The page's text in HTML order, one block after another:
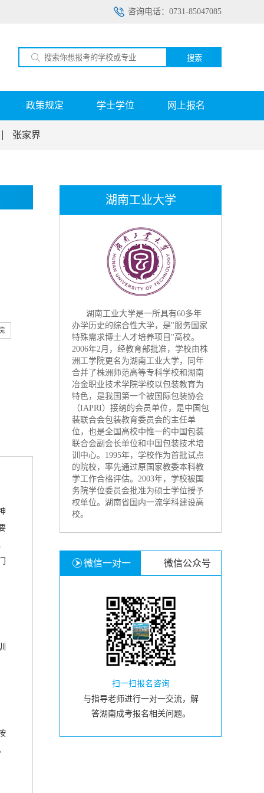
咨询电话：0731-85047085
搜索
政策规定 学士学位 网上报名
张家界
湖南工业大学
湖南工业大学是一所具有60多年
办学历史的综合性大学，是"服务国家
特殊需求博士人才培养项目"高校。
2006年2月，经教育部批准，学校由株
洲工学院更名为湖南工业大学，同年
合并了株洲师范高等专科学校和湖南
冶金职业技术学院学校以包装教育为
特色，是我国第一个被国际包装协会
（IAPRI）接纳的会员单位，是中国包
装联合会包装教育委员会的主任单
位，也是全国高校中惟一的中国包装
联合会副会长单位和中国包装技术培
训中心。1995年，学校作为首批试点
的院校，率先通过原国家教委本科教
学工作合格评估。2003年，学校被国
务院学位委员会批准为硕士学位授予
权单位。湖南省国内一流学科建设高
校。
微信一对一 微信公众号
扫一扫报名咨询
与指导老师进行一对一交流，解
答湖南成考报名相关问题。